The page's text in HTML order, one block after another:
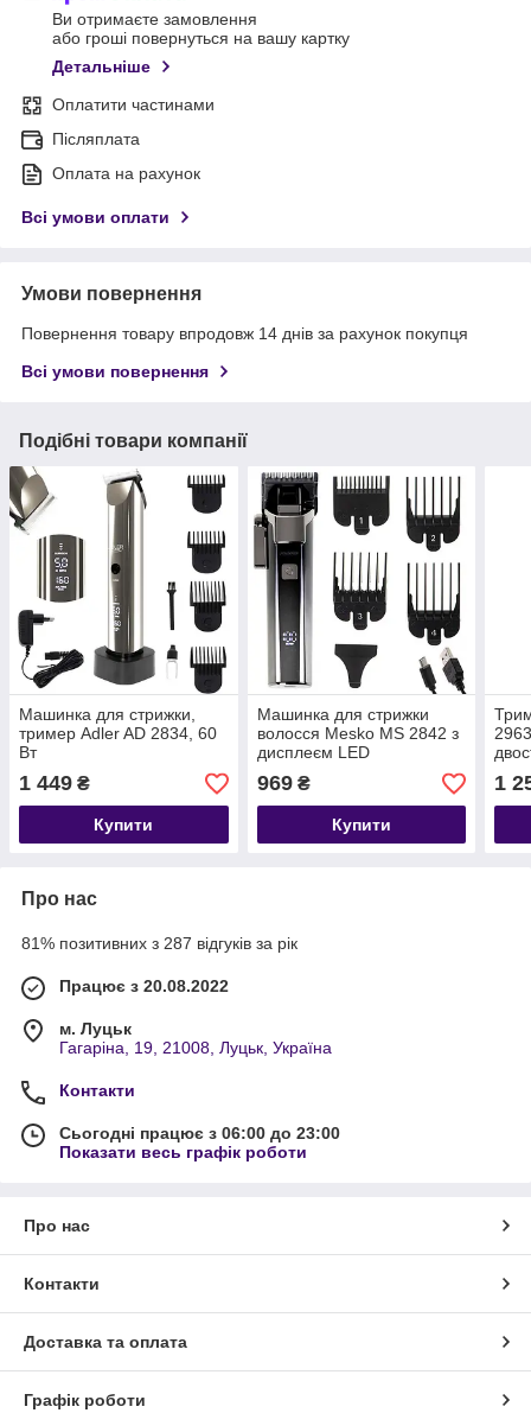
Ви отримаєте замовлення
або гроші повернуться на вашу картку
Детальніше
Оплатити частинами
Післяплата
Оплата на рахунок
Всі умови оплати
Умови повернення
Повернення товару впродовж 14 днів за рахунок покупця
Всі умови повернення
Подібні товари компанії
Машинка для стрижки,
тример Adler AD 2834, 60
Вт
1 449 ₴
Купити
Машинка для стрижки
волосся Mesko MS 2842 з
дисплеєм LED
969₴
Купити
1
Про нас
81% позитивних з 287 відгуків за рік
Працює з 20.08.2022
м. Луцьк
Гагаріна, 19, 21008, Луцьк, Україна
Контакти
Сьогодні працює з 06:00 до 23:00
Показати весь графік роботи
Про нас
Контакти
Доставка та оплата
Графік роботи